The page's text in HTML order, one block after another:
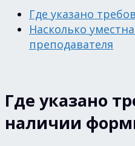
Где указано
Насколько
преподавателя
Где указано
наличии